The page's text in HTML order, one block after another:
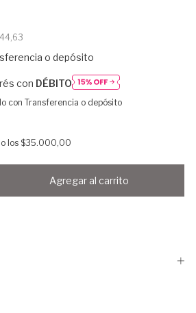
o depósito
con DÉBITO
con Transferencia o depósito
los $35.000,00